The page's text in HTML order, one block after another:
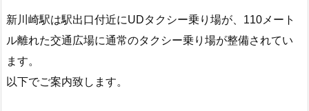
新川崎駅は駅出口付近にUDタクシー乗り場が、110メート
ル離れた交通広場に通常のタクシー乗り場が整備されてい
ます。
以下でご案内致します。